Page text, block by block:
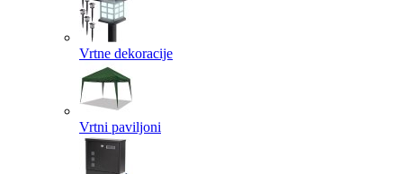
Vrtne dekoracije
Vrtni paviljoni